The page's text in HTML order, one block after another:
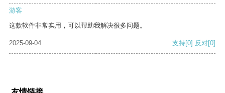
游客
这款软件非常实用，可以帮助我解决很多问题。
2025-09-04 支持[0] 反对[0]